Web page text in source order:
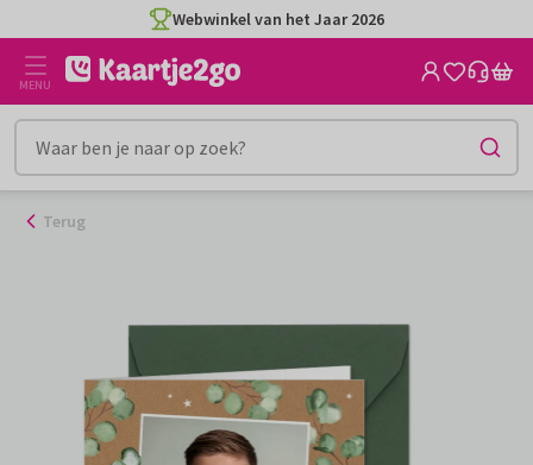
naar
inhoud
Webwinkel van het Jaar 2026
MENU
Terug